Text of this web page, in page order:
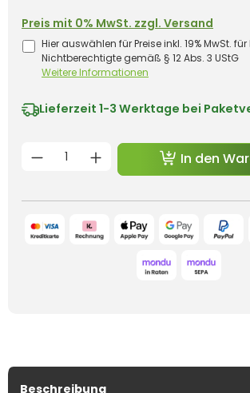
Preis mit 0% MwSt. zzgl. Versand
Hier auswählen für Preise inkl. 19% MwSt.
Nichtberechtigte gemäß § 12 Abs. 3 UStG
Weitere Informationen
Lieferzeit 1-3 Werktage bei
Produkt Anzahl: Gib
In den
Beschreibung